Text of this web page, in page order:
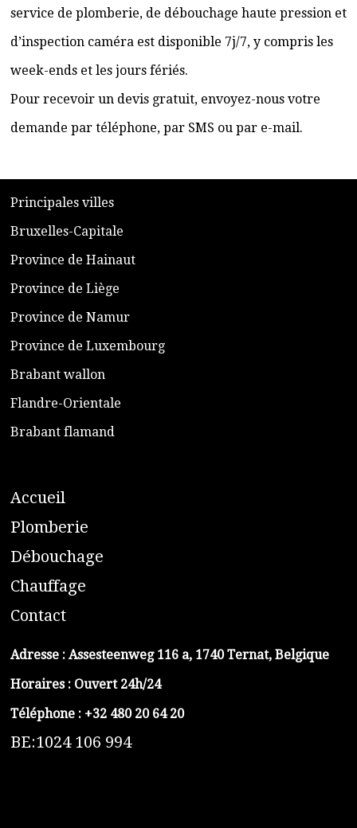
service de plomberie, de débouchage haute pression et
d’inspection caméra est disponible 7j/7, y compris les
week-ends et les jours fériés.
Pour recevoir un devis gratuit, envoyez-nous votre
demande par téléphone, par SMS ou par e-mail.
​Principales villes
​Bruxelles-Capitale
​Province de Hainaut
Province de Liège
​Province de Namur
​Province de Luxembourg
​Brabant wallon
​Flandre-Orientale
​Brabant flamand
Accueil
​Plomberie
Débouchage
Chauffage
Contact
Adresse : Assesteenweg 116 a, 1740 Ternat, Belgique
Horaires : Ouvert 24h/24
Téléphone : +32 480 20 64 20
BE:1024 106 994